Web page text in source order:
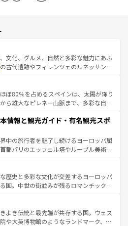
文化、グルメ、自然と多彩な魅力にあふ
の古代遺跡やフィレンツェのルネッサンス
の美しい田園風景やアマルフィ海岸の絶
も見逃せない。観光の合間には、本場の
、絶品のイタリア料理を堪能することも
リアで、忘れられない旅をしてみよう！
リア情報は
ぼ80％を占めるスペインは、太陽が降り
ら雄大なピレネー山脈まで、多彩な自然
国では、情熱的なフラメンコ、熱気あふ
美味しいタパスが生活の一部となってい
ドの洗練された雰囲気や、バルセロナの
角から、地方では古代ローマ遺跡や中世
て風土や気候が異なるスペインはその個
性で訪れる人を魅了する。 なお、新着のスペイン情報は コ
照してほしい。
情報と観光ガイド・有名観光スポ
中の旅行者を魅了し続けるヨーロッパ屈
都パリのエッフェル塔やルーブル美術館
詰まっている。華麗な宮殿、歴史的な大
チ、そして豊かな自然が、訪れる者を心
た、フランスは美食の国としても知ら
の発祥地であるランス、プロヴァンスの
ー畑など、多彩な楽しみ方が可能だ。さ
地域にも魅力が溢れており、どの街角に
歴史と多彩な文化が交差するヨーロッパ
国。中世の街並みが残るロマンチック街
、どこを歩いても飽きることがない。ベ
気、バイエルン州のアルプスの絶景、そ
のワイン畑といった風景は必見。ビール
よき伝統と最先端が共存する国。ウェス
や大英博物館のようなランドマーク、歴